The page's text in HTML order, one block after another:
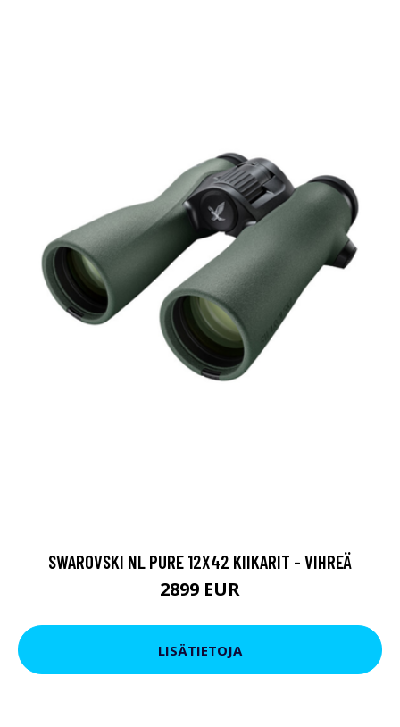
SWAROVSKI NL PURE 12X42 KIIKARIT - VIHREÄ
2899 EUR
LISÄTIETOJA